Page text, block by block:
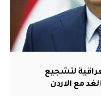
لتشجيع
مع الاردن